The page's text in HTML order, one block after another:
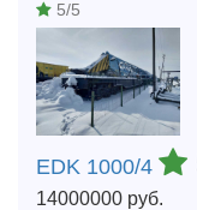
5/5
EDK 1000/4
14000000 руб.